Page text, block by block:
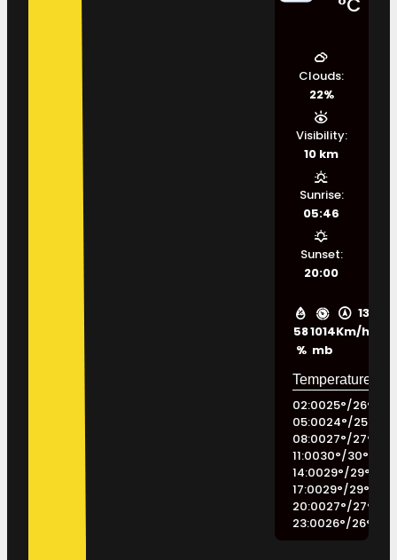
°C
58
%
1014
mb
13
Km/h
Clouds:
22%
Visibility:
10 km
Sunrise:
05:46
Sunset:
20:00
02:0025°/26°
05:0024°/25°
08:0027°/27°
11:0030°/30°
14:0029°/29°
17:0029°/29°
20:0027°/27°
23:0026°/26°